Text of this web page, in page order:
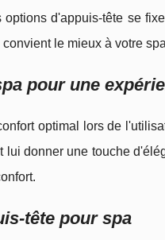
d'appuis-tête se
le mieux à votre
pour une
optimal lors de
donner une touche
tête pour spa